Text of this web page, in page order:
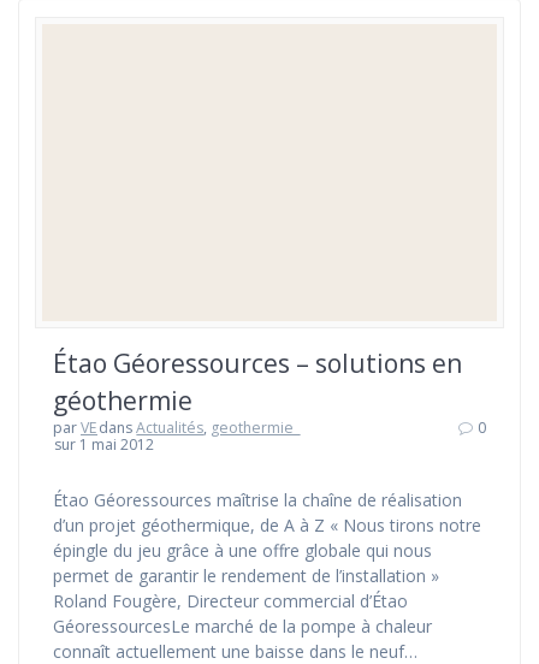
Étao Géoressources – solutions en
géothermie
parVEdansActualités, geothermie_
sur 1 mai 2012
0
Étao Géoressources maîtrise la chaîne de réalisation
d’un projet géothermique, de A à Z « Nous tirons notre
épingle du jeu grâce à une offre globale qui nous
permet de garantir le rendement de l’installation »
Roland Fougère, Directeur commercial d’Étao
GéoressourcesLe marché de la pompe à chaleur
connaît actuellement une baisse dans le neuf…